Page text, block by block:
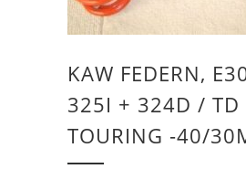
KAW FEDERN,
325I + 324D / TD
TOURING -40/